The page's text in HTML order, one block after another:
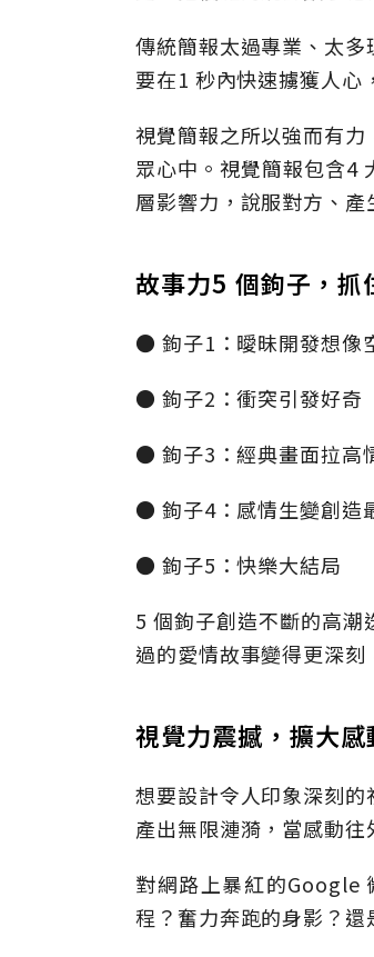
傳統簡報太過專業、太
要在1 秒內快速擄獲人心
視覺簡報之所以強而有
眾心中。視覺簡報包含4
層影響力，說服對方、產
故事力5 個鉤子，抓
● 鉤子1：曖昧開發想像
● 鉤子2：衝突引發好奇
● 鉤子3：經典畫面拉高
● 鉤子4：感情生變創造
● 鉤子5：快樂大結局
5 個鉤子創造不斷的高
過的愛情故事變得更深刻
視覺力震撼，擴大感
想要設計令人印象深刻
產出無限漣漪，當感動往
對網路上暴紅的Google
程？奮力奔跑的身影？還